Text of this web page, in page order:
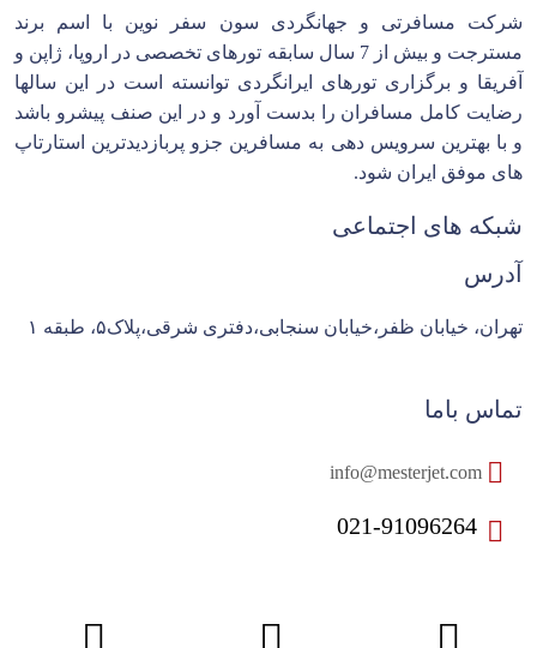
شرکت مسافرتی و جهانگردی سون سفر نوین با اسم برند
مسترجت و بیش از 7 سال سابقه تورهای تخصصی در اروپا، ژاپن و
آفریقا و برگزاری تورهای ایرانگردی توانسته است در این سالها
رضایت کامل مسافران را بدست آورد و در این صنف پیشرو باشد
و با بهترین سرویس دهی به مسافرین جزو پربازدیدترین استارتاپ
های موفق ایران شود.
شبکه های اجتماعی
آدرس
تهران، خیابان ظفر،خیابان سنجابی،دفتری شرقی،پلاک۵، طبقه ۱
تماس باما
021-91096264